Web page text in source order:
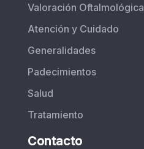
Valoración Oftalmológica
Atención y Cuidado
Generalidades
Padecimientos
Salud
Tratamiento
Contacto